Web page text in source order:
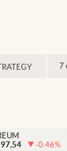
7
-0.46%